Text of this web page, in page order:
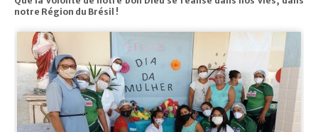
notre Région du Brésil !